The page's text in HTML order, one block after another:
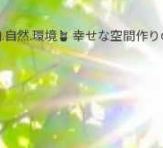
然.環境🪴 幸せな空間作